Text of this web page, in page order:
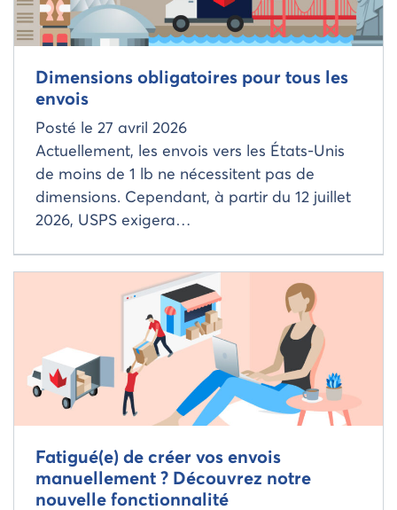
Dimensions obligatoires pour tous les
envois
Posté le 27 avril 2026
Actuellement, les envois vers les États-Unis
de moins de 1 lb ne nécessitent pas de
dimensions. Cependant, à partir du 12 juillet
2026, USPS exigera…
Fatigué(e) de créer vos envois
manuellement ? Découvrez notre
nouvelle fonctionnalité